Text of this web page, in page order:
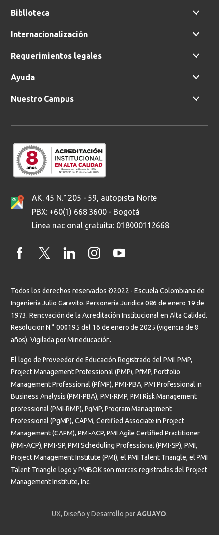
Estudiantes Profesores y administrativos Graduados
Biblioteca
Internacionalización
Requerimientos legales
Ayuda
Nuestro Campus
AK. 45 N.° 205 - 59, autopista Norte
PBX: +60(1) 668 3600 - Bogotá
Línea nacional gratuita: 018000112668
Todos los derechos reservados ©2022 - Escuela Colombiana de
Ingeniería Julio Garavito. Personería Jurídica 086 de enero 19 de
1973. Renovación de la Acreditación Institucional en Alta Calidad.
Resolución N.° 000195 del 16 de enero de 2025 (vigencia de 8
años). Vigilada por Mineducación.
El logo de Proveedor de Educación Registrado del PMI, PMP,
Project Management Professional (PMP), PfMP, Portfolio
Management Professional (PfMP), PMI-PBA, PMI Professional in
Business Analysis (PMI-PBA), PMI-RMP, PMI Risk Management
professional (PMI-RMP), PgMP, Program Management
Professional (PgMP), CAPM, Certified Associate in Project
Management (CAPM), PMI-ACP, PMI Agile Certified Practitioner
(PMI-ACP), PMI-SP, PMI Scheduling Professional (PMI-SP), PMI,
Project Management Institute (PMI), el PMI Talent Triangle, el PMI
Talent Triangle logo y PMBOK son marcas registradas del Project
Management Institute, Inc.
UX, Diseño y Desarrollo porAGUAYO.